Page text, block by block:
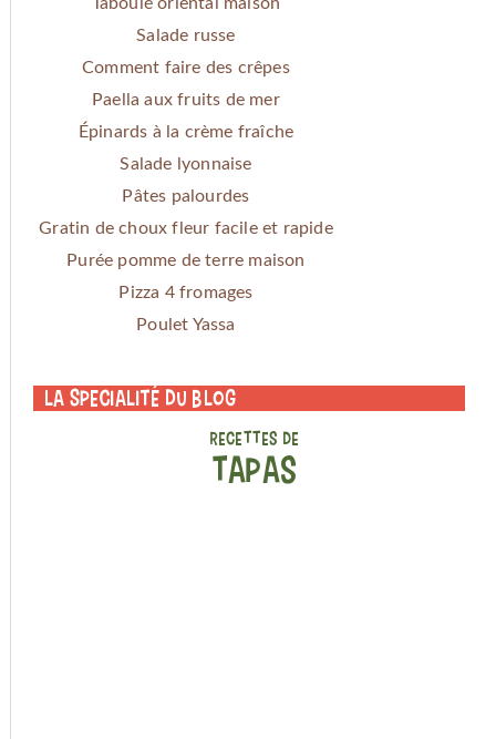
Salade russe
Comment faire des crêpes
Paella aux fruits de mer
Épinards à la crème fraîche
Salade lyonnaise
Pâtes palourdes
Gratin de choux fleur facile et rapide
Purée pomme de terre maison
Pizza 4 fromages
Poulet Yassa
La specialité du blog
RECETTES DE
TAPAS